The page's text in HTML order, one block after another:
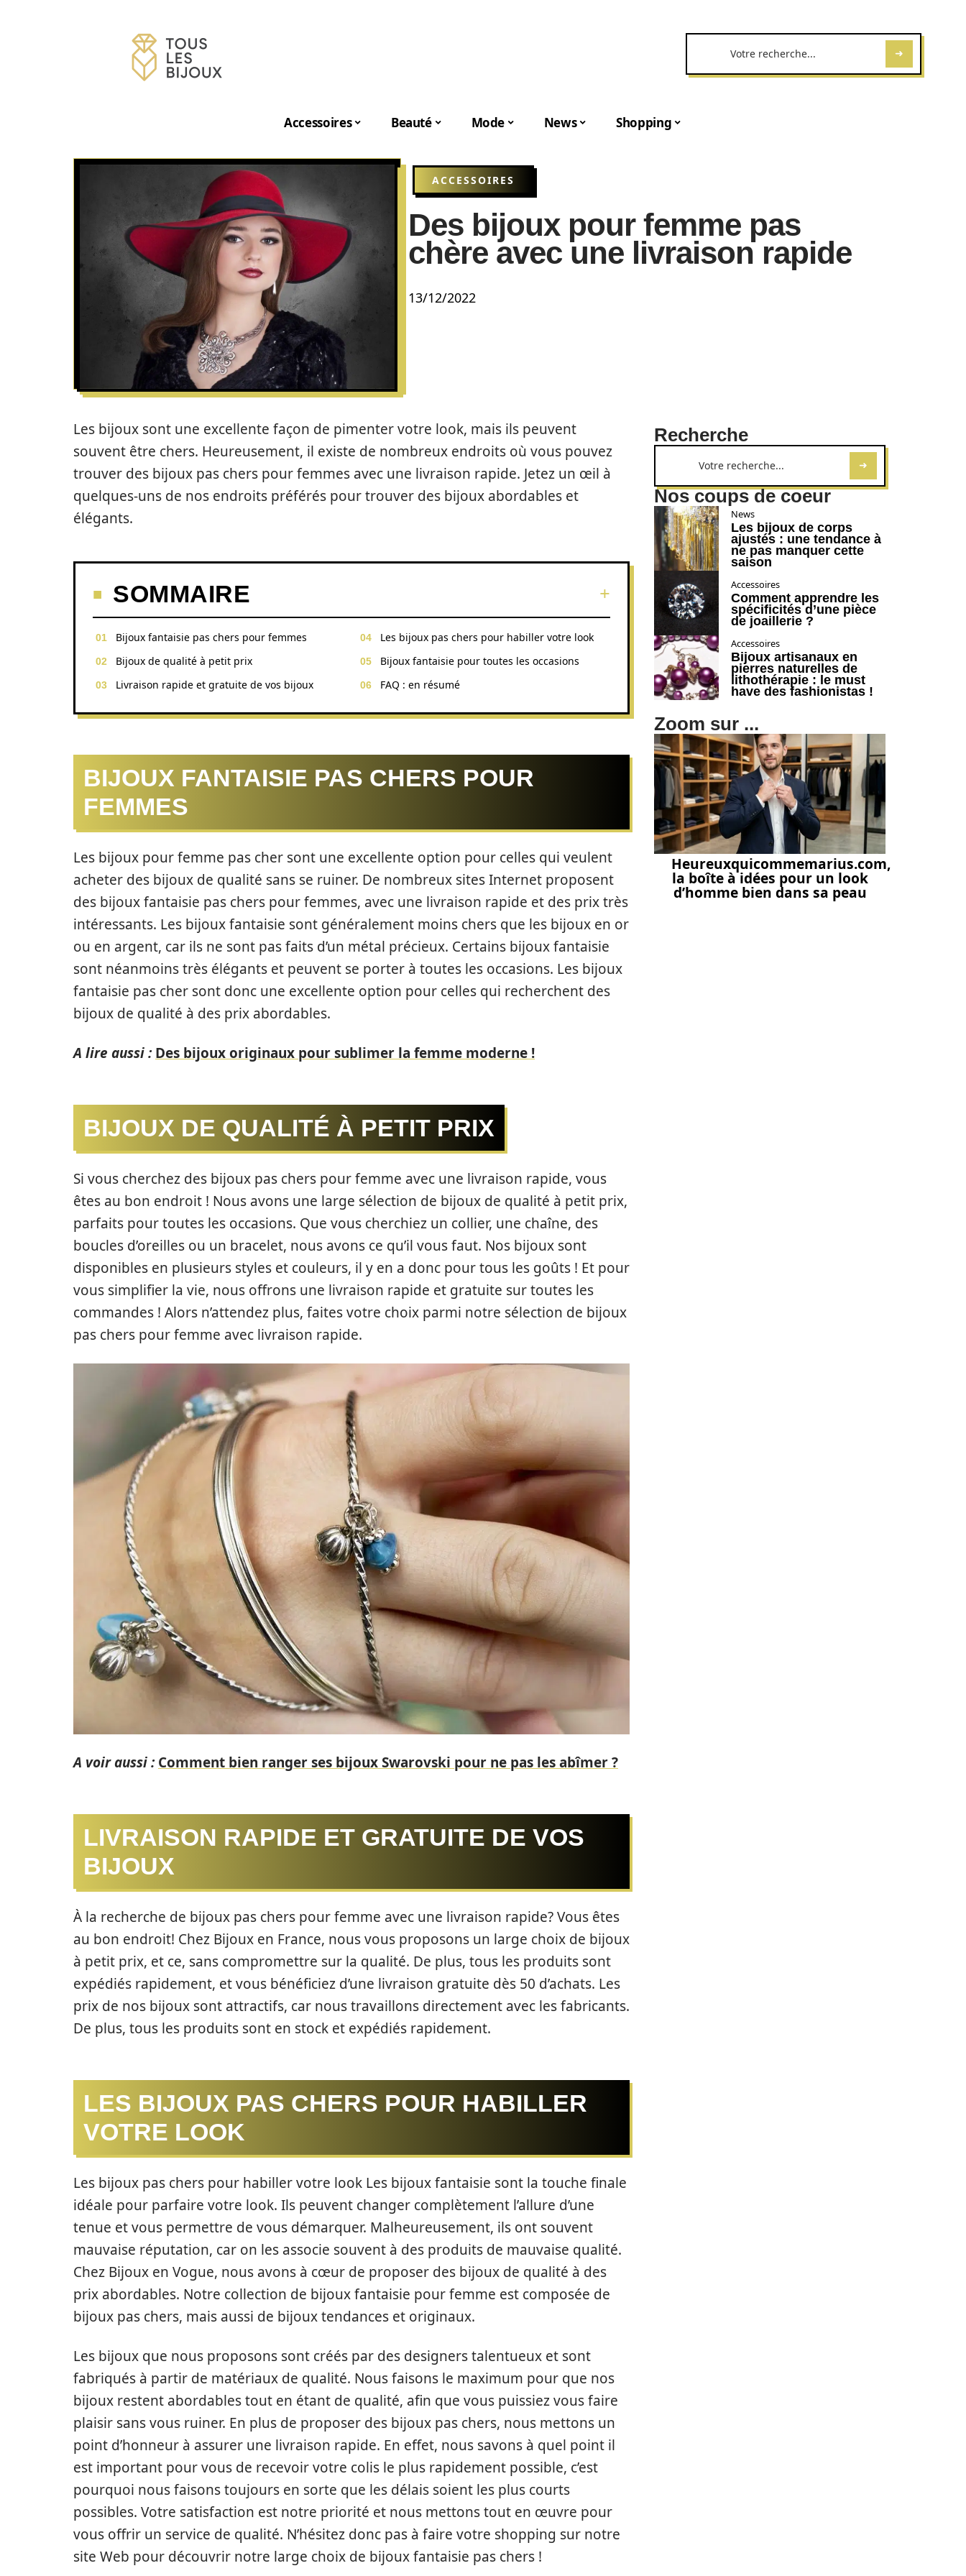
Accessoires Beauté Mode News Shopping
ACCESSOIRES
Des bijoux pour femme pas
chère avec une livraison rapide
13/12/2022
Les bijoux sont une excellente façon de pimenter votre look, mais ils peuvent
souvent être chers. Heureusement, il existe de nombreux endroits où vous pouvez
trouver des bijoux pas chers pour femmes avec une livraison rapide. Jetez un œil à
quelques-uns de nos endroits préférés pour trouver des bijoux abordables et
élégants.
SOMMAIRE
Bijoux fantaisie pas chers pour femmes
Bijoux de qualité à petit prix
Livraison rapide et gratuite de vos bijoux
Les bijoux pas chers pour habiller votre look
Bijoux fantaisie pour toutes les occasions
FAQ : en résumé
BIJOUX FANTAISIE PAS CHERS POUR
FEMMES
Les bijoux pour femme pas cher sont une excellente option pour celles qui veulent
acheter des bijoux de qualité sans se ruiner. De nombreux sites Internet proposent
des bijoux fantaisie pas chers pour femmes, avec une livraison rapide et des prix très
intéressants. Les bijoux fantaisie sont généralement moins chers que les bijoux en or
ou en argent, car ils ne sont pas faits d’un métal précieux. Certains bijoux fantaisie
sont néanmoins très élégants et peuvent se porter à toutes les occasions. Les bijoux
fantaisie pas cher sont donc une excellente option pour celles qui recherchent des
bijoux de qualité à des prix abordables.
A lire aussi : Des bijoux originaux pour sublimer la femme moderne !
BIJOUX DE QUALITÉ À PETIT PRIX
Si vous cherchez des bijoux pas chers pour femme avec une livraison rapide, vous
êtes au bon endroit ! Nous avons une large sélection de bijoux de qualité à petit prix,
parfaits pour toutes les occasions. Que vous cherchiez un collier, une chaîne, des
boucles d’oreilles ou un bracelet, nous avons ce qu’il vous faut. Nos bijoux sont
disponibles en plusieurs styles et couleurs, il y en a donc pour tous les goûts ! Et pour
vous simplifier la vie, nous offrons une livraison rapide et gratuite sur toutes les
commandes ! Alors n’attendez plus, faites votre choix parmi notre sélection de bijoux
pas chers pour femme avec livraison rapide.
A voir aussi : Comment bien ranger ses bijoux Swarovski pour ne pas les abîmer ?
LIVRAISON RAPIDE ET GRATUITE DE VOS
BIJOUX
À la recherche de bijoux pas chers pour femme avec une livraison rapide? Vous êtes
au bon endroit! Chez Bijoux en France, nous vous proposons un large choix de bijoux
à petit prix, et ce, sans compromettre sur la qualité. De plus, tous les produits sont
expédiés rapidement, et vous bénéficiez d’une livraison gratuite dès 50 d’achats. Les
prix de nos bijoux sont attractifs, car nous travaillons directement avec les fabricants.
De plus, tous les produits sont en stock et expédiés rapidement.
LES BIJOUX PAS CHERS POUR HABILLER
VOTRE LOOK
Les bijoux pas chers pour habiller votre look Les bijoux fantaisie sont la touche finale
idéale pour parfaire votre look. Ils peuvent changer complètement l’allure d’une
tenue et vous permettre de vous démarquer. Malheureusement, ils ont souvent
mauvaise réputation, car on les associe souvent à des produits de mauvaise qualité.
Chez Bijoux en Vogue, nous avons à cœur de proposer des bijoux de qualité à des
prix abordables. Notre collection de bijoux fantaisie pour femme est composée de
bijoux pas chers, mais aussi de bijoux tendances et originaux.
Les bijoux que nous proposons sont créés par des designers talentueux et sont
fabriqués à partir de matériaux de qualité. Nous faisons le maximum pour que nos
bijoux restent abordables tout en étant de qualité, afin que vous puissiez vous faire
plaisir sans vous ruiner. En plus de proposer des bijoux pas chers, nous mettons un
point d’honneur à assurer une livraison rapide. En effet, nous savons à quel point il
est important pour vous de recevoir votre colis le plus rapidement possible, c’est
pourquoi nous faisons toujours en sorte que les délais soient les plus courts
possibles. Votre satisfaction est notre priorité et nous mettons tout en œuvre pour
vous offrir un service de qualité. N’hésitez donc pas à faire votre shopping sur notre
site Web pour découvrir notre large choix de bijoux fantaisie pas chers !
Recherche
Nos coups de coeur
News
Les bijoux de corps
ajustés : une tendance à
ne pas manquer cette
saison
Accessoires
Comment apprendre les
spécificités d’une pièce
de joaillerie ?
Accessoires
Bijoux artisanaux en
pierres naturelles de
lithothérapie : le must
have des fashionistas !
Zoom sur ...
Heureuxquicommemarius.com,
la boîte à idées pour un look
d’homme bien dans sa peau